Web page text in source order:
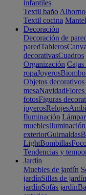
infantiles
Textil baño
Textil cocina
Decoración
Decoración de
paredTableros
decorativasCuadros
Organización Cajas
ropaJoyeros
Objetos decorativos
mesaNavidad
fotosFiguras
joyerosRelojes
Iluminación
muebles
exteriorGuirnaldas
LightBombillas
Tendencias y
Jardín
Muebles de jardín
jardínSillas de jardín
jardínSofás jardín